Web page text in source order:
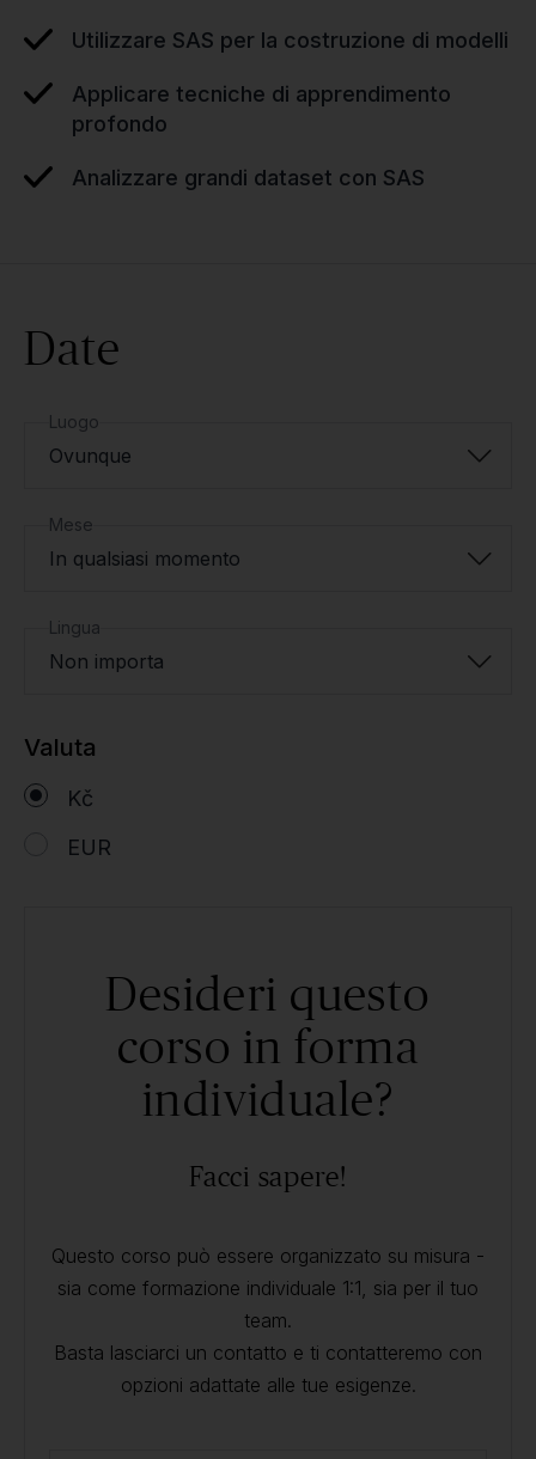
Utilizzare SAS per la costruzione di modelli
Applicare tecniche di apprendimento
profondo
Analizzare grandi dataset con SAS
Date
Luogo
Ovunque
Mese
In qualsiasi momento
Lingua
Non importa
Valuta
Kč
EUR
Desideri questo
corso in forma
individuale?
Facci sapere!
Questo corso può essere organizzato su misura -
sia come formazione individuale 1:1, sia per il tuo
team.
Basta lasciarci un contatto e ti contatteremo con
opzioni adattate alle tue esigenze.